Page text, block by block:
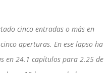
cinco entradas o más en
aperturas. En ese lapso ha
en 24.1 capítulos para 2.25 de